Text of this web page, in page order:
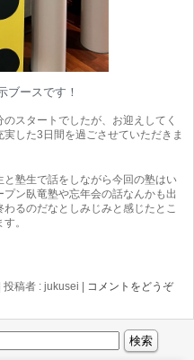
ブースです！
スタートでしたが、お迎えしてく
した3日間を過ごさせていただきま
塾生で話をしながら今回の塾はい
ン臥竜塾や忘年会の話なんかも出
るのだなとしみじみと感じたとこ
。
|投稿者 : jukusei コメントをどうぞ